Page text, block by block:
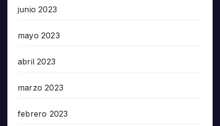
junio 2023
mayo 2023
abril 2023
marzo 2023
febrero 2023